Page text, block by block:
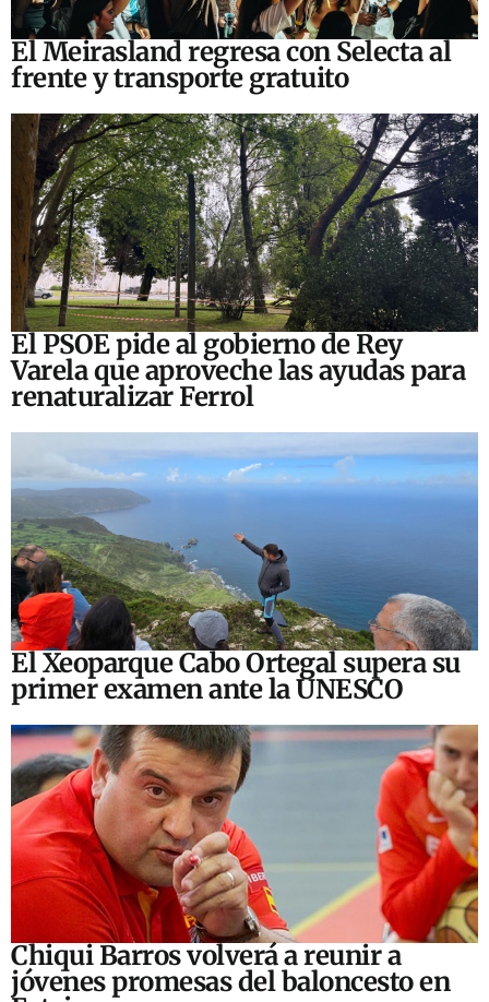
El Meirasland regresa con Selecta al
frente y transporte gratuito
El PSOE pide al gobierno de Rey
Varela que aproveche las ayudas para
renaturalizar Ferrol
El Xeoparque Cabo Ortegal supera su
primer examen ante la UNESCO
Chiqui Barros volverá a reunir a
jóvenes promesas del baloncesto en